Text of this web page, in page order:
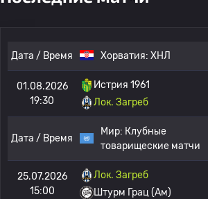
Дата / Время Хорватия: ХНЛ
01.08.2026
19:30
Истрия 1961
Лок. Загреб
Дата / Время
Мир: Клубные
товарищеские матчи
25.07.2026
15:00
Лок. Загреб
Штурм Грац (Ам)